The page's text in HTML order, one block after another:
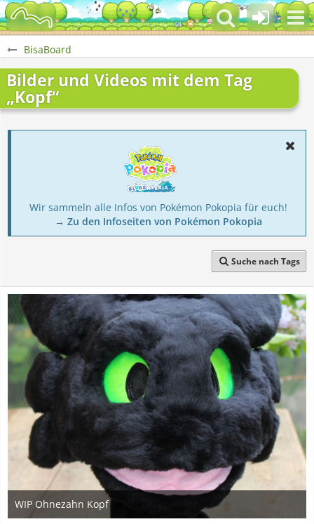
BisaBoard
Bilder und Videos mit dem Tag
„Kopf“
Wir sammeln alle Infos von Pokémon Pokopia für euch!
→ Zu den Infoseiten von Pokémon Pokopia
Suche nach Tags
WIP Ohnezahn Kopf
18. Mai 2015